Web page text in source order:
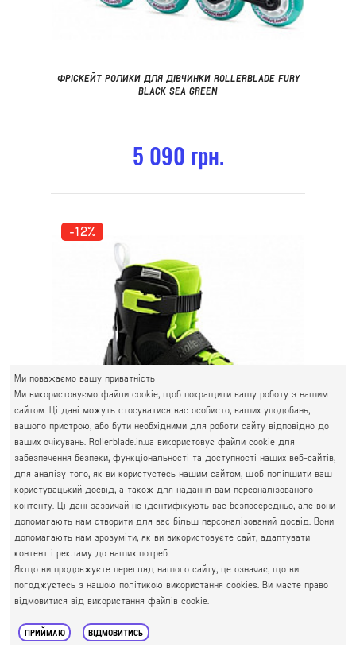
ФРІСКЕЙТ РОЛИКИ ДЛЯ ДІВЧИНКИ ROLLERBLADE FURY
BLACK SEA GREEN
5 090 грн.
-12%
ДИТЯЧІ РОЛИКИ ROLLERBLADE MICROBLADE BLACK/GREEN
5 720 грн. 4 995 грн.
Ми поважаємо вашу приватність
Ми використовуємо файли cookie, щоб покращити вашу роботу з нашим
сайтом. Ці дані можуть стосуватися вас особисто, ваших уподобань,
вашого пристрою, або бути необхідними для роботи сайту відповідно до
ваших очікувань. Rollerblade.in.ua використовує файли cookie для
забезпечення безпеки, функціональності та доступності наших веб-сайтів,
для аналізу того, як ви користуєтесь нашим сайтом, щоб поліпшити ваш
користувацький досвід, а також для надання вам персоналізованого
контенту. Ці дані зазвичай не ідентифікують вас безпосередньо, але вони
допомагають нам створити для вас більш персоналізований досвід. Вони
допомагають нам зрозуміти, як ви використовуєте сайт, адаптувати
контент і рекламу до ваших потреб.
Якщо ви продовжуєте перегляд нашого сайту, це означає, що ви
погоджуєтесь з нашою політикою використання cookies. Ви маєте право
відмовитися від використання файлів cookie.
ПРИЙМАЮ ВІДМОВИТИСЬ